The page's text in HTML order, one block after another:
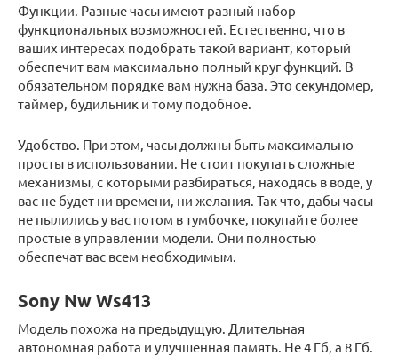
Функции. Разные часы имеют разный набор
функциональных возможностей. Естественно, что в
ваших интересах подобрать такой вариант, который
обеспечит вам максимально полный круг функций. В
обязательном порядке вам нужна база. Это секундомер,
таймер, будильник и тому подобное.
Удобство. При этом, часы должны быть максимально
просты в использовании. Не стоит покупать сложные
механизмы, с которыми разбираться, находясь в воде, у
вас не будет ни времени, ни желания. Так что, дабы часы
не пылились у вас потом в тумбочке, покупайте более
простые в управлении модели. Они полностью
обеспечат вас всем необходимым.
Sony Nw Ws413
Модель похожа на предыдущую. Длительная
автономная работа и улучшенная память. Не 4 Гб, а 8 Гб.